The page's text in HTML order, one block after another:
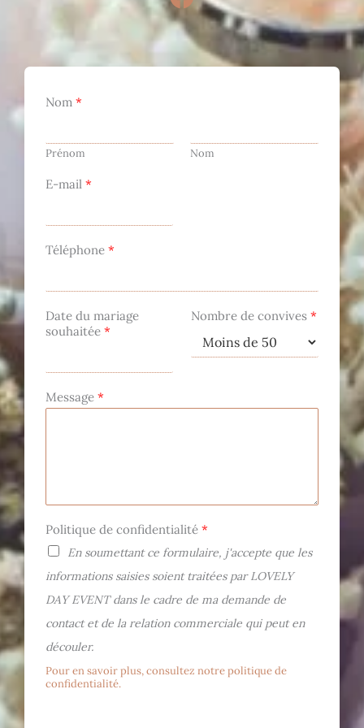
t
a
g
m
a
c
e
o
k
Nom *
Prénom Nom
E-mail *
Téléphone *
Date du mariage
souhaitée *
Nombre de convives *
Message *
Politique de confidentialité *
En soumettant ce formulaire, j'accepte que les
informations saisies soient traitées par LOVELY
DAY EVENT dans le cadre de ma demande de
contact et de la relation commerciale qui peut en
découler.
Pour en savoir plus, consultez notre politique de
confidentialité.